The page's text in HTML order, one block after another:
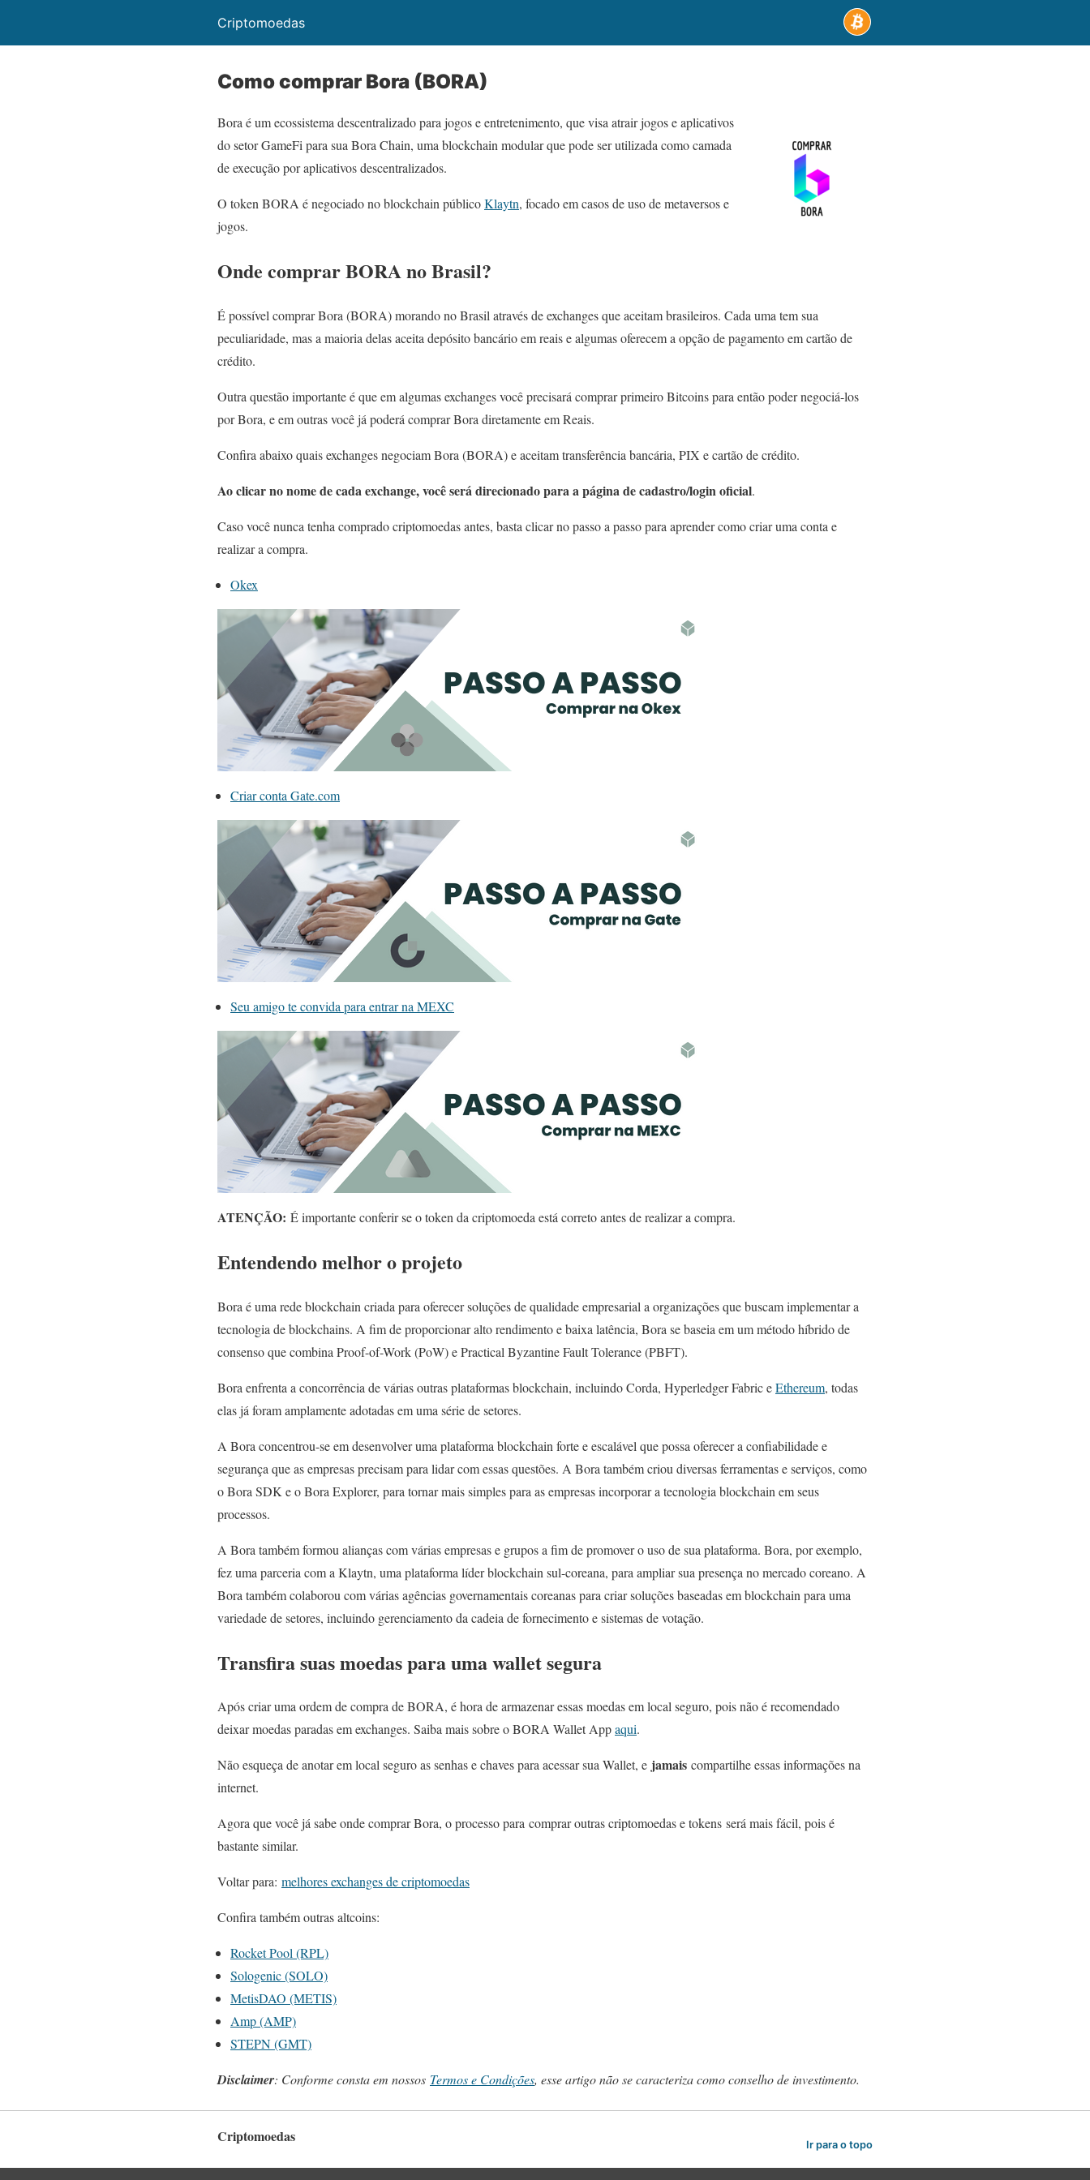
Criptomoedas
Como comprar Bora (BORA)
Bora é um ecossistema descentralizado para jogos e entretenimento, que visa atrair jogos e aplicativos
do setor GameFi para sua Bora Chain, uma blockchain modular que pode ser utilizada como camada
de execução por aplicativos descentralizados.
O token BORA é negociado no blockchain públicoKlaytn, focado em casos de uso de metaversos e
jogos.
Onde comprar BORA no Brasil?
É possível comprar Bora (BORA) morando no Brasil através de exchanges que aceitam brasileiros. Cada uma tem sua
peculiaridade, mas a maioria delas aceita depósito bancário em reais e algumas oferecem a opção de pagamento em cartão de
crédito.
Outra questão importante é que em algumas exchanges você precisará comprar primeiro Bitcoins para então poder negociá-los
por Bora, e em outras você já poderá comprar Bora diretamente em Reais.
Confira abaixo quais exchanges negociam Bora (BORA) e aceitam transferência bancária, PIX e cartão de crédito.
Ao clicar no nome de cada exchange, você será direcionado para a página de cadastro/login oficial.
Caso você nunca tenha comprado criptomoedas antes, basta clicar no passo a passo para aprender como criar uma conta e
realizar a compra.
Okex
Criar conta Gate.com
Seu amigo te convida para entrar na MEXC
ATENÇÃO: É importante conferir se o token da criptomoeda está correto antes de realizar a compra.
Entendendo melhor o projeto
Bora é uma rede blockchain criada para oferecer soluções de qualidade empresarial a organizações que buscam implementar a
tecnologia de blockchains. A fim de proporcionar alto rendimento e baixa latência, Bora se baseia em um método híbrido de
consenso que combina Proof-of-Work (PoW) e Practical Byzantine Fault Tolerance (PBFT).
Bora enfrenta a concorrência de várias outras plataformas blockchain, incluindo Corda, Hyperledger Fabric eEthereum, todas
elas já foram amplamente adotadas em uma série de setores.
A Bora concentrou-se em desenvolver uma plataforma blockchain forte e escalável que possa oferecer a confiabilidade e
segurança que as empresas precisam para lidar com essas questões. A Bora também criou diversas ferramentas e serviços, como
o Bora SDK e o Bora Explorer, para tornar mais simples para as empresas incorporar a tecnologia blockchain em seus
processos.
A Bora também formou alianças com várias empresas e grupos a fim de promover o uso de sua plataforma. Bora, por exemplo,
fez uma parceria com a Klaytn, uma plataforma líder blockchain sul-coreana, para ampliar sua presença no mercado coreano. A
Bora também colaborou com várias agências governamentais coreanas para criar soluções baseadas em blockchain para uma
variedade de setores, incluindo gerenciamento da cadeia de fornecimento e sistemas de votação.
Transfira suas moedas para uma wallet segura
Após criar uma ordem de compra de BORA, é hora de armazenar essas moedas em local seguro, pois não é recomendado
deixar moedas paradas em exchanges. Saiba mais sobre o BORA Wallet Appaqui.
Não esqueça de anotar em local seguro as senhas e chaves para acessar sua Wallet, e jamais compartilhe essas informações na
internet.
Agora que você já sabe onde comprar Bora, o processo para comprar outras criptomoedas e tokens será mais fácil, pois é
bastante similar.
Voltar para: melhores exchanges de criptomoedas
Confira também outras altcoins:
Rocket Pool (RPL)
Sologenic (SOLO)
MetisDAO (METIS)
Amp (AMP)
STEPN (GMT)
Disclaimer: Conforme consta em nossos Termos e Condições, esse artigo não se caracteriza como conselho de investimento.
Criptomoedas Ir para o topo